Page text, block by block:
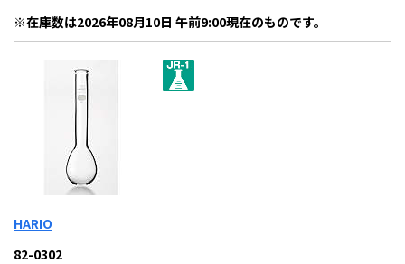
※在庫数は2026年08月10日 午前9:00現在のものです。
HARIO
82-0302